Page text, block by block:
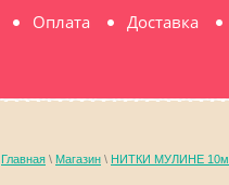
Оплата Доставка
Главная \ Магазин \ НИТКИ МУЛИНЕ 10м